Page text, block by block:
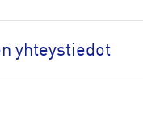
yhteystiedot